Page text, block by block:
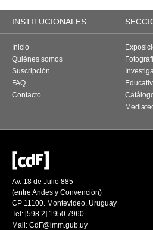
INSTITUCIONALES
Inicio
Quiénes somos
Suscripción
FAQ
Contacto
Av. 18 de Julio 885
(entre Andes y Convención)
CP 11100. Montevideo. Uruguay
Tel: [598 2] 1950 7960
Mail: CdF@imm.gub.uy